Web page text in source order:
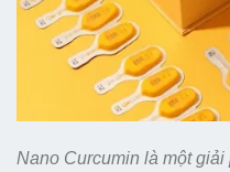
Nano Curcumin là một